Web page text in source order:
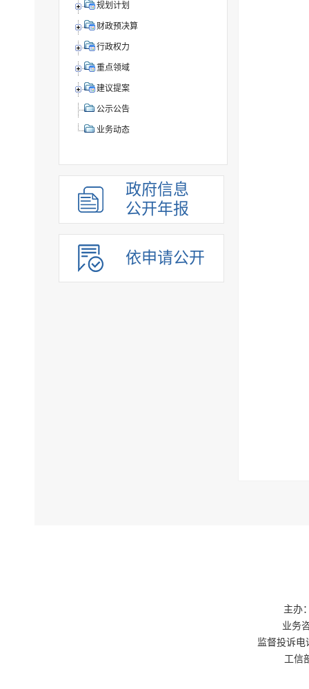
规划计划
财政预决算
行政权力
重点领域
建议提案
公示公告
业务动态
政府信息
公开年报
依申请公开
主办
业务
监督投诉电
工信